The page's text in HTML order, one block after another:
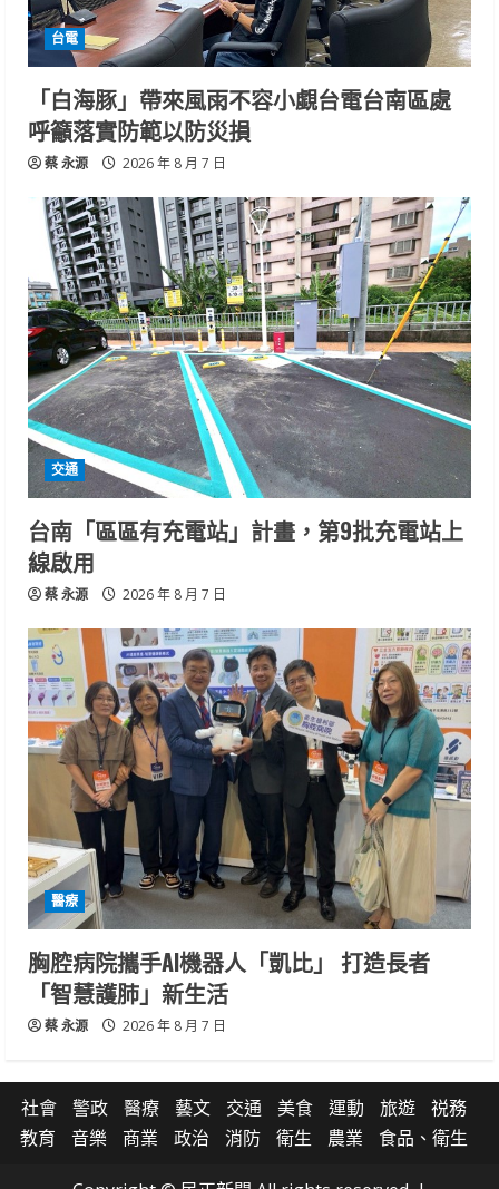
台電
「白海豚」帶來風雨不容小覷台電台南區處
呼籲落實防範以防災損
蔡 永源 2026 年 8 月 7 日
交通
台南「區區有充電站」計畫，第9批充電站上
線啟用
蔡 永源 2026 年 8 月 7 日
醫療
胸腔病院攜手AI機器人「凱比」 打造長者
「智慧護肺」新生活
蔡 永源 2026 年 8 月 7 日
社會 警政 醫療 藝文 交通 美食 運動 旅遊
祱務
教育
音樂 商業 政治 消防 衛生 農業 食品、衛生